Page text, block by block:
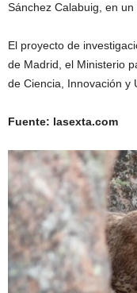
Sánchez Calabuig, en
El proyecto de
de Madrid, el Ministerio
de Ciencia, Innovación y
Fuente: lasexta.com